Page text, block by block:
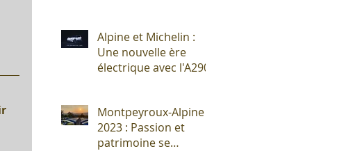
c'est fini !
Alpine et Michelin :
Une nouvelle ère
électrique avec l'A290
Montpeyroux-Alpine
2023 : Passion et
patrimoine se